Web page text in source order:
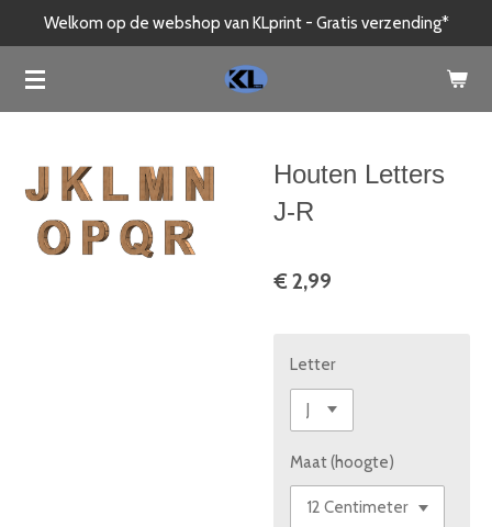
naar
de
Welkom op de webshop van KLprint - Gratis verzending*
Houten Letters
J-R
€ 2,99
Letter
Maat (hoogte)